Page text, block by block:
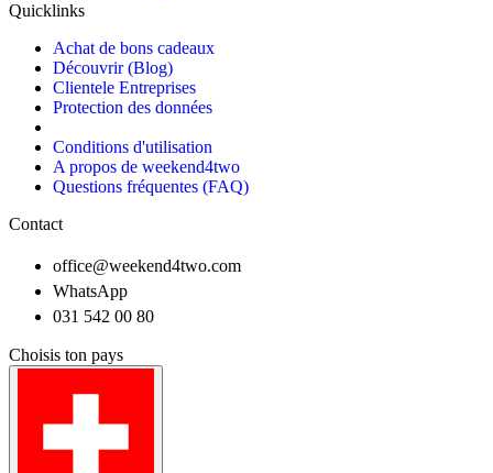
Quicklinks
Achat de bons cadeaux
Découvrir (Blog)
Clientele Entreprises
Protection des données
Conditions d'utilisation
A propos de weekend4two
Questions fréquentes (FAQ)
Contact
office@weekend4two.com
WhatsApp
031 542 00 80
Choisis ton pays